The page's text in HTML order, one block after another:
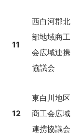
11
西白河郡北
部地域商工
会広域連携
協議会
12
東白川地区
商工会広域
連携協議会